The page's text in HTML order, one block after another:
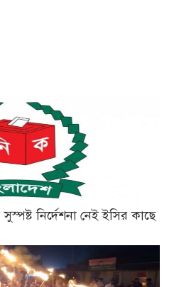
সুস্পষ্ট নির্দেশনা নেই ইসির কাছে